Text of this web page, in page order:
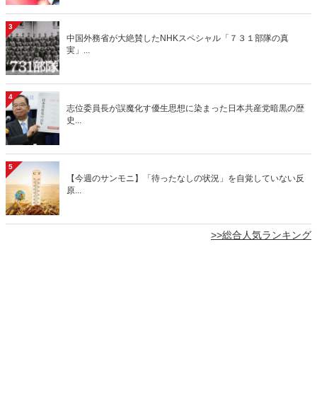
3
中国外務省が大絶賛したNHKスペシャル「７３１部隊の真
実」...
4
志位委員長が誤魔化す優生思想に染まった日本共産党暗黒の歴
史...
5
【今週のサンモニ】「待ったなしの状況」を自覚していない反
原...
>>総合人気ランキング